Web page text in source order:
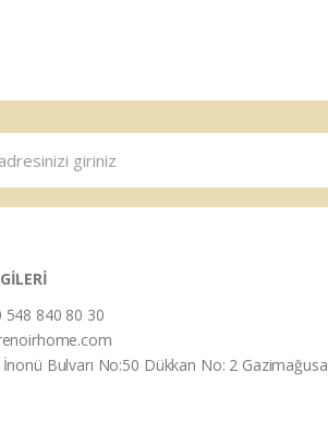
548 840 80 30
Bulvarı No:50 Dükkan No: 2 Gazimağusa